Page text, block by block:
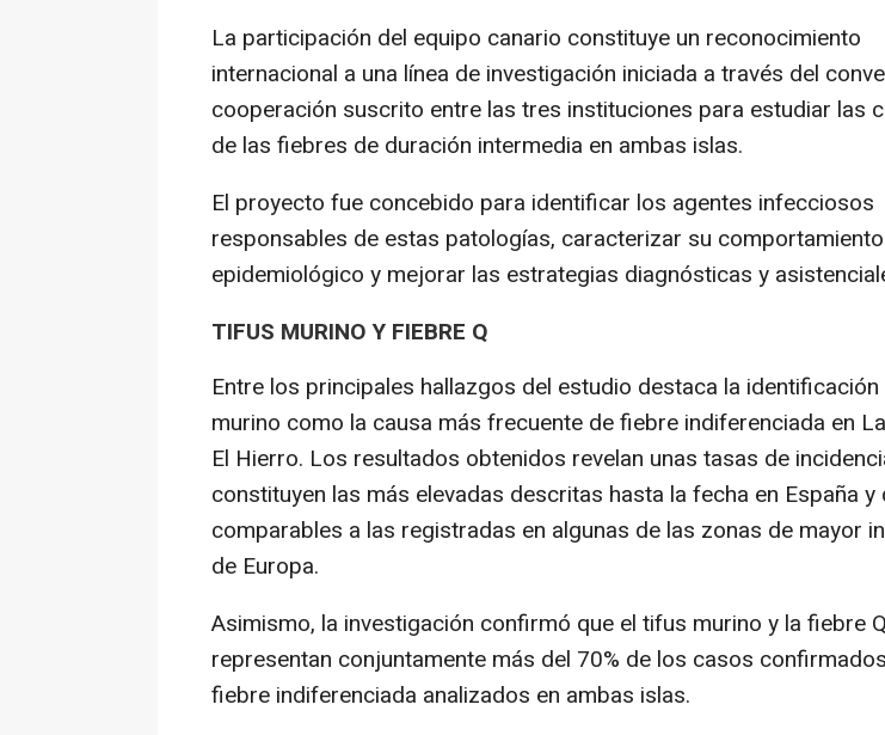
La participación del equipo canario constituye un reconocimiento
internacional a una línea de investigación iniciada a través del
cooperación suscrito entre las tres instituciones para estudiar las
de las fiebres de duración intermedia en ambas islas.
El proyecto fue concebido para identificar los agentes infecciosos
responsables de estas patologías, caracterizar su comportamiento
epidemiológico y mejorar las estrategias diagnósticas y
TIFUS MURINO Y FIEBRE Q
Entre los principales hallazgos del estudio destaca la
murino como la causa más frecuente de fiebre indiferenciada en
El Hierro. Los resultados obtenidos revelan unas tasas de
constituyen las más elevadas descritas hasta la fecha en España y
comparables a las registradas en algunas de las zonas de mayor
de Europa.
Asimismo, la investigación confirmó que el tifus murino y la fiebre Q
representan conjuntamente más del 70% de los casos
fiebre indiferenciada analizados en ambas islas.